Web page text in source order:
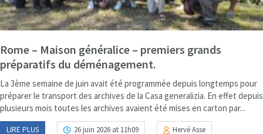
Rome – Maison généralice – premiers grands
préparatifs du déménagement.
La 3ème semaine de juin avait été programmée depuis longtemps pour
préparer le transport des archives de la Casa generalizia. En effet depuis
plusieurs mois toutes les archives avaient été mises en carton par...
LIRE PLUS 26 juin 2026 at 11h09 Hervé Asse